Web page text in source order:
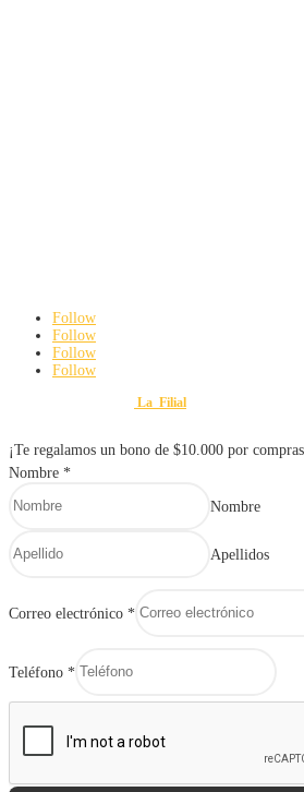
Follow
Follow
Follow
Follow
La_Filial
¡Te regalamos un bono de $10.000 por
Nombre *
Nombre
Apellidos
Correo electrónico *
Teléfono *